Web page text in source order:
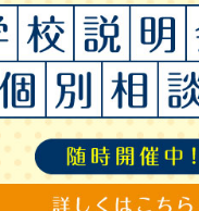
象】平日個